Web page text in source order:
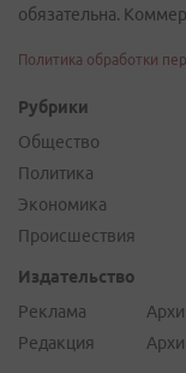
обязательна.
Политика обработки
Рубрики
Общество
Политика
Экономика
Происшествия
Издательство
Реклама
Редакция